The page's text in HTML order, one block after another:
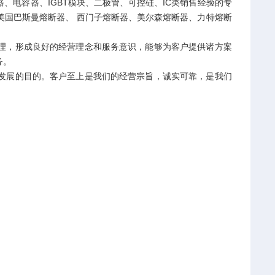
电容器、IGBT模块、二极管、可控硅、IC类销售经验的专
巴斯曼熔断器、 西门子熔断器、美尔森熔断器、力特熔断
形成良好的经营理念和服务意识，能够为客户提供诸方案
的目的。客户至上是我们的经营宗旨，诚实可靠，是我们